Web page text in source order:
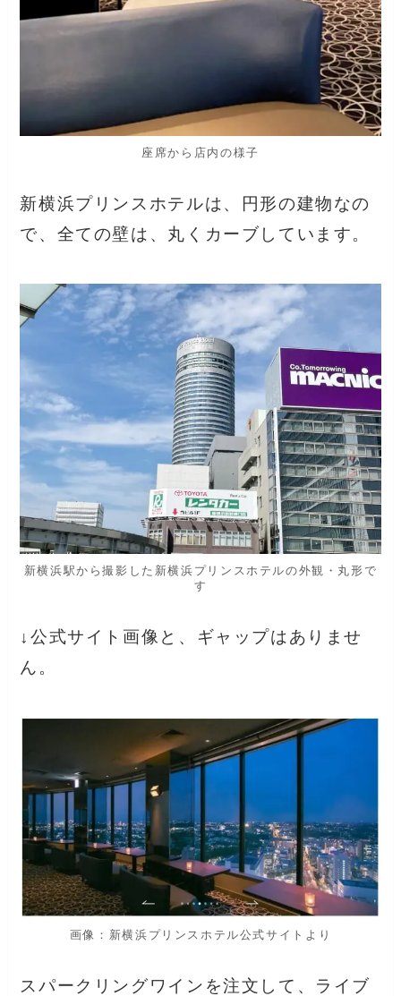
座席から店内の様子
新横浜プリンスホテルは、円形の建物なの
で、全ての壁は、丸くカーブしています。
新横浜駅から撮影した新横浜プリンスホテルの外観・丸形で
す
↓公式サイト画像と、ギャップはありませ
ん。
画像：新横浜プリンスホテル公式サイトより
スパークリングワインを注文して、ライブ